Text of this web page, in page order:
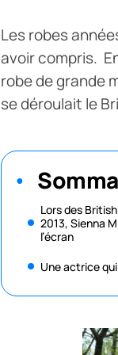
Les robes
avoir compris.
robe de grande
se déroulait le
Lors des
2013, Sienna
l’écran
Une actrice